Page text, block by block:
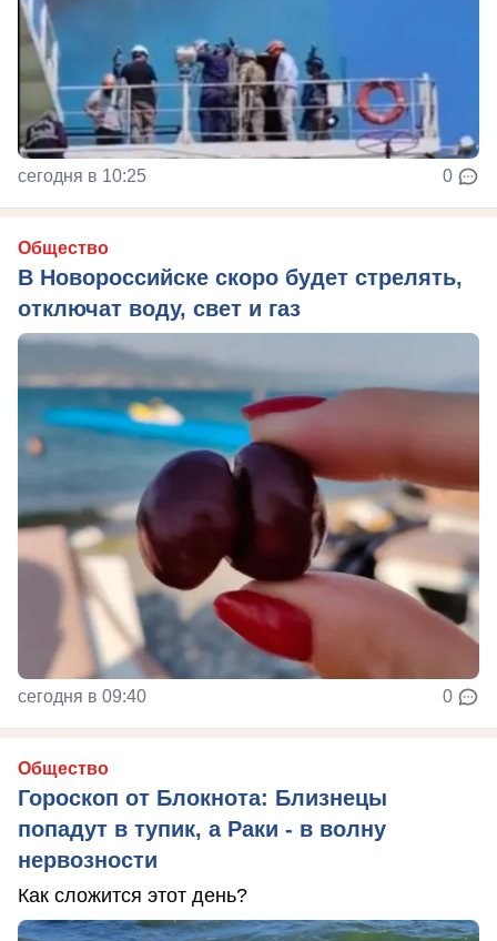
сегодня в 10:25 0
Общество
В Новороссийске скоро будет стрелять,
отключат воду, свет и газ
сегодня в 09:40 0
Общество
Гороскоп от Блокнота: Близнецы
попадут в тупик, а Раки - в волну
нервозности
Как сложится этот день?